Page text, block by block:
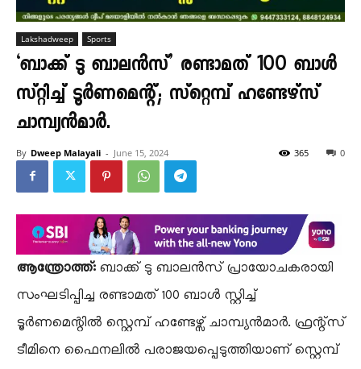
Lakshadweep Sports
‘ബാക്ക് ടു ബാലൻസ്’ രണ്ടാമത് 100 ബാൾ
സ്റ്റിച്ച് ടൂർണമെന്റ്; സ്റ്റെമ്പ് ഹണ്ടേഴ്സ്
ചാമ്പ്യൻമാർ.
By Dweep Malayali - June 15, 2024 0
365
ആന്ത്രോത്ത്:ബാക്ക് ടു ബാലൻസ് പ്രായോചകരായി
സംഘടിപ്പിച്ച രണ്ടാമത് 100 ബാൾ സ്റ്റിച്ച്
ടൂർണമെന്റിൽ സ്റ്റെമ്പ് ഹണ്ടേഴ്സ് ചാമ്പ്യൻമാർ. ഫ്രന്റ്സ്
ടീമിനെ ഫൈനലിൽ പരാജയപ്പെടുത്തിയാണ് സ്റ്റെമ്പ്